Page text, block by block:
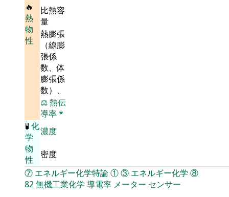
🔥
熱
物
性
比熱容
量
熱膨張
（線膨
張係
数、体
膨張係
数）、
⚖️熱伝
導率*
🧪 化
学
物
性
濃度
密度
⑦ エネルギー化学特論①③ エネルギー化学 ⑧
82無機工業化学 導電率 メーター センサー